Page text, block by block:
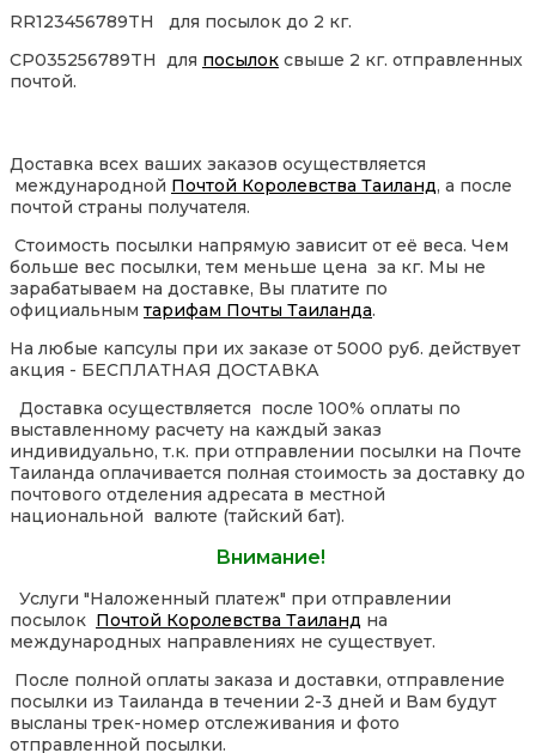
RR123456789TH для посылок до 2 кг.
CP035256789TH для посылок свыше 2 кг. отправленных
почтой.
Доставка всех ваших заказов осуществляется
международной Почтой Королевства Таиланд, а после
почтой страны получателя.
Стоимость посылки напрямую зависит от её веса. Чем
больше вес посылки, тем меньше цена за кг. Мы не
зарабатываем на доставке, Вы платите по
официальным тарифам Почты Таиланда.
На любые капсулы при их заказе от 5000 руб. действует
акция - БЕСПЛАТНАЯ ДОСТАВКА
Доставка осуществляется после 100% оплаты по
выставленному расчету на каждый заказ
индивидуально, т.к. при отправлении посылки на Почте
Таиланда оплачивается полная стоимость за доставку до
почтового отделения адресата в местной
национальной валюте (тайский бат).
Внимание!
Услуги "Наложенный платеж" при отправлении
посылок Почтой Королевства Таиланд на
международных направлениях не существует.
После полной оплаты заказа и доставки, отправление
посылки из Таиланда в течении 2-3 дней и Вам будут
высланы трек-номер отслеживания и фото
отправленной посылки.